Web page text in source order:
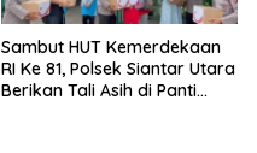
Sambut HUT Kemerdekaan
RI Ke 81, Polsek Siantar Utara
Berikan Tali Asih di Panti